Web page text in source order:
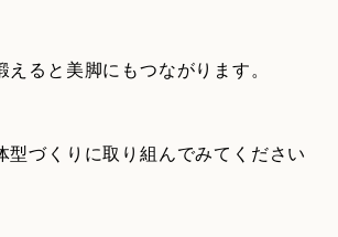
ると美脚にもつながります。
型づくりに取り組んでみてください